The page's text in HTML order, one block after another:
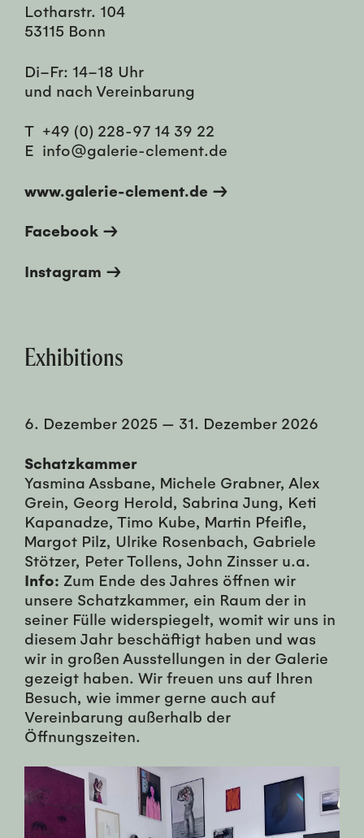
Lotharstr. 104
53115 Bonn
Di–Fr: 14–18 Uhr
und nach Vereinbarung
T +49 (0) 228-97 14 39 22
E info@galerie-clement.de
www.galerie-clement.de →
Facebook →
Instagram →
Exhibitions
6. Dezember 2025 — 31. Dezember 2026
Schatzkammer
Yasmina Assbane, Michele Grabner, Alex
Grein, Georg Herold, Sabrina Jung, Keti
Kapanadze, Timo Kube, Martin Pfeifle,
Margot Pilz, Ulrike Rosenbach, Gabriele
Stötzer, Peter Tollens, John Zinsser u.a.
Info: Zum Ende des Jahres öffnen wir
unsere Schatzkammer, ein Raum der in
seiner Fülle widerspiegelt, womit wir uns in
diesem Jahr beschäftigt haben und was
wir in großen Ausstellungen in der Galerie
gezeigt haben. Wir freuen uns auf Ihren
Besuch, wie immer gerne auch auf
Vereinbarung außerhalb der
Öffnungszeiten.